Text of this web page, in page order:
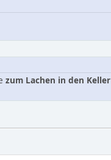
zum Lachen in den Keller